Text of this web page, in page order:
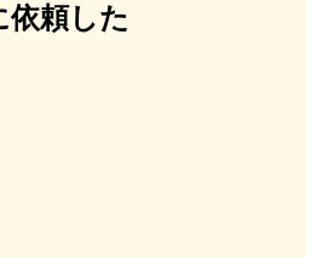
依頼した